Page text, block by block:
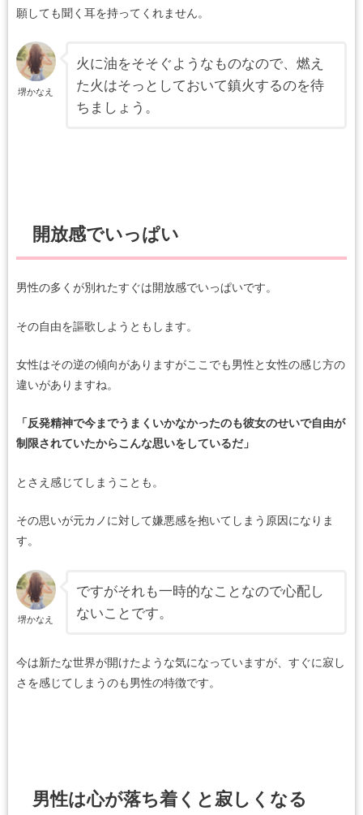
願しても聞く耳を持ってくれません。
堺かなえ
火に油をそそぐようなものなので、燃え
た火はそっとしておいて鎮火するのを待
ちましょう。
開放感でいっぱい
男性の多くが別れたすぐは開放感でいっぱいです。
その自由を謳歌しようともします。
女性はその逆の傾向がありますがここでも男性と女性の感じ方の
違いがありますね。
「反発精神で今までうまくいかなかったのも彼女のせいで自由が
制限されていたからこんな思いをしているだ」
とさえ感じてしまうことも。
その思いが元カノに対して嫌悪感を抱いてしまう原因になりま
す。
堺かなえ
ですがそれも一時的なことなので心配し
ないことです。
今は新たな世界が開けたような気になっていますが、すぐに寂し
さを感じてしまうのも男性の特徴です。
男性は心が落ち着くと寂しくなる